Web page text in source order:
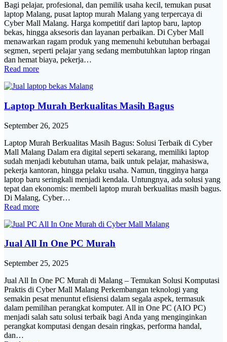
Bagi pelajar, profesional, dan pemilik usaha kecil, temukan pusat
laptop Malang, pusat laptop murah Malang yang terpercaya di
Cyber Mall Malang. Harga kompetitif dari laptop baru, laptop
bekas, hingga aksesoris dan layanan perbaikan. Di Cyber Mall
menawarkan ragam produk yang memenuhi kebutuhan berbagai
segmen, seperti pelajar yang sedang membutuhkan laptop ringan
dan hemat biaya, pekerja…
Read more
Laptop Murah Berkualitas Masih Bagus
September 26, 2025
Laptop Murah Berkualitas Masih Bagus: Solusi Terbaik di Cyber
Mall Malang Dalam era digital seperti sekarang, memiliki laptop
sudah menjadi kebutuhan utama, baik untuk pelajar, mahasiswa,
pekerja kantoran, hingga pelaku usaha. Namun, tingginya harga
laptop baru seringkali menjadi kendala. Untungnya, ada solusi yang
tepat dan ekonomis: membeli laptop murah berkualitas masih bagus.
Di Malang, Cyber…
Read more
Jual All In One PC Murah
September 25, 2025
Jual All In One PC Murah di Malang – Temukan Solusi Komputasi
Praktis di Cyber Mall Malang Perkembangan teknologi yang
semakin pesat menuntut efisiensi dalam segala aspek, termasuk
dalam pemilihan perangkat komputer. All in One PC (AIO PC)
menjadi salah satu solusi terbaik bagi Anda yang menginginkan
perangkat komputasi dengan desain ringkas, performa handal,
dan…